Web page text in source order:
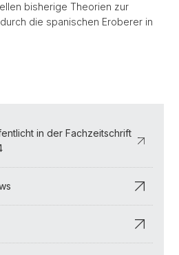
bisherige Theorien zur
die spanischen Eroberer in
in der Fachzeitschrift